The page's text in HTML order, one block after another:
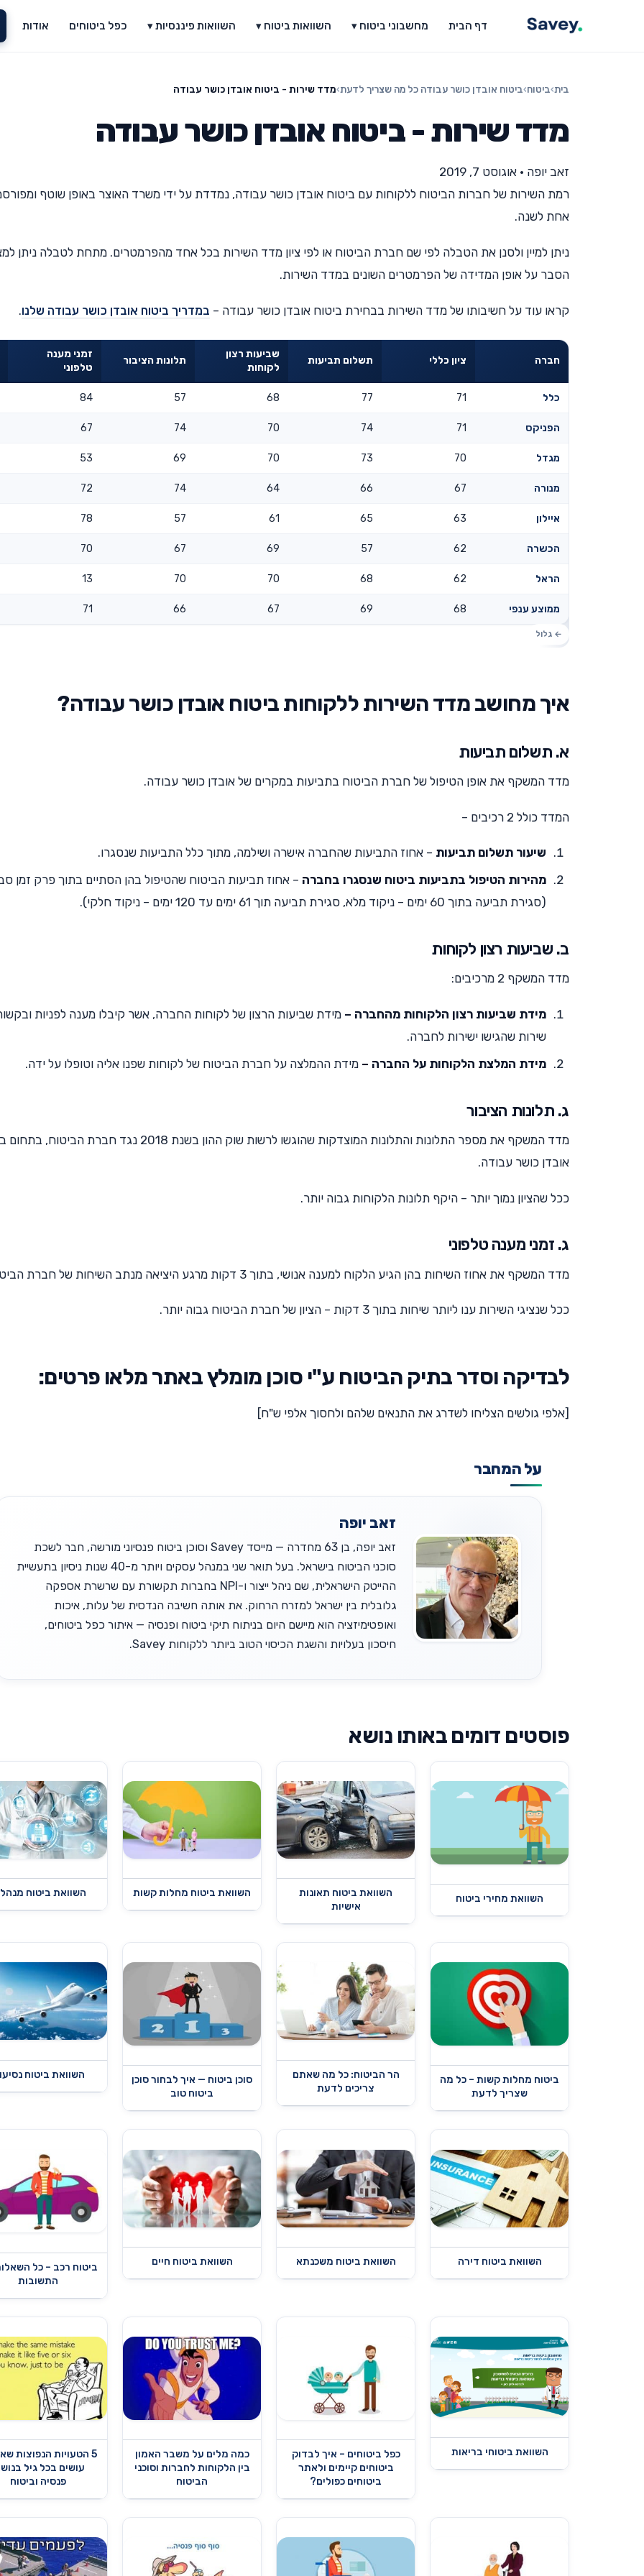
דף הבית מחשבוני ביטוח ▾ השוואות ביטוח ▾ השוואות פיננסיות ▾ כפל ביטוחים אודות
בית›ביטוח›ביטוח אובדן כושר עבודה כל מה שצריך לדעת›מדד שירות - ביטוח אובדן כושר עבודה
מדד שירות - ביטוח אובדן כושר עבודה
זאב יופה • אוגוסט 7, 2019
רמת השירות של חברות הביטוח ללקוחות עם ביטוח אובדן כושר עבודה, נמדדת על ידי משרד האוצר באופן שוטף
אחת לשנה.
ניתן למיין ולסנן את הטבלה לפי שם חברת הביטוח או לפי ציון מדד השירות בכל אחד מהפרמטרים. מתחת לטבלה ניתן
הסבר על אופן המדידה של הפרמטרים השונים במדד השירות.
קראו עוד על חשיבותו של מדד השירות בבחירת ביטוח אובדן כושר עבודה – במדריך ביטוח אובדן כושר עבודה שלנו.
חברה ציון כללי תשלום תביעות
שביעות רצון
לקוחות
תלונות הציבור
זמני מענה
טלפוני
כלל 71
77
68
57
84
הפניקס 71
74
70
74
67
מגדל 70
73
70
69
53
מנורה 67
66
64
74
72
איילון 63
65
61
57
78
הכשרה 62
57
69
67
70
הראל 62
68
70
70
13
ממוצע ענפי 68
69
67
66
71
איך מחושב מדד השירות ללקוחות ביטוח אובדן כושר עבודה?
א. תשלום תביעות
מדד המשקף את אופן הטיפול של חברת הביטוח בתביעות במקרים של אובדן כושר עבודה.
המדד כולל 2 רכיבים –
שיעור תשלום תביעות – אחוז התביעות שהחברה אישרה ושילמה, מתוך כלל התביעות שנסגרו.
מהירות הטיפול בתביעות ביטוח שנסגרו בחברה – אחוז תביעות הביטוח שהטיפול בהן הסתיים בתוך פרק זמן
(סגירת תביעה בתוך 60 ימים – ניקוד מלא, סגירת תביעה תוך 61 ימים עד 120 ימים – ניקוד חלקי).
ב. שביעות רצון לקוחות
מדד המשקף 2 מרכיבים:
מידת שביעות רצון הלקוחות מהחברה – מידת שביעות הרצון של לקוחות החברה, אשר קיבלו מענה לפניות
שירות שהגישו ישירות לחברה.
מידת המלצת הלקוחות על החברה – מידת ההמלצה על חברת הביטוח של לקוחות שפנו אליה וטופלו על ידה.
ג. תלונות הציבור
מדד המשקף את מספר התלונות והתלונות המוצדקות שהוגשו לרשות שוק ההון בשנת 2018 נגד חברת
אובדן כושר עבודה.
ככל שהציון נמוך יותר – היקף תלונות הלקוחות גבוה יותר.
ג. זמני מענה טלפוני
מדד המשקף את אחוז השיחות בהן הגיע הלקוח למענה אנושי, בתוך 3 דקות מרגע היציאה מנתב השיחות של חברת הביטוח.
ככל שנציגי השירות ענו ליותר שיחות בתוך 3 דקות – הציון של חברת הביטוח גבוה יותר.
לבדיקה וסדר בתיק הביטוח ע"י סוכן מומלץ באתר מלאו פרטים:
[אלפי גולשים הצליחו לשדרג את התנאים שלהם ולחסוך אלפי ש"ח]
על המחבר
זאב יופה
זאב יופה, בן 63 מחדרה — מייסד Savey וסוכן ביטוח פנסיוני מורשה, חבר לשכת
סוכני הביטוח בישראל. בעל תואר שני במנהל עסקים ויותר מ-40 שנות ניסיון בתעשיית
ההייטק הישראלית, שם ניהל ייצור ו-NPI בחברות תקשורת עם שרשרת אספקה
גלובלית בין ישראל למזרח הרחוק. את אותה חשיבה הנדסית של עלות, איכות
ואופטימיזציה הוא מיישם היום בניתוח תיקי ביטוח ופנסיה — איתור כפל ביטוחים,
חיסכון בעלויות והשגת הכיסוי הטוב ביותר ללקוחות Savey.
פוסטים דומים באותו נושא
השוואת מחירי ביטוח
השוואת ביטוח תאונות
אישיות
השוואת ביטוח מחלות קשות השוואת ביטוח
ביטוח מחלות קשות – כל מה
שצריך לדעת
הר הביטוח: כל מה שאתם
צריכים לדעת
סוכן ביטוח — איך לבחור סוכן
ביטוח טוב
השוואת ביטוח
השוואת ביטוח דירה השוואת ביטוח משכנתא השוואת ביטוח חיים
ביטוח רכב – כל
התשובות
השוואת ביטוחי בריאות
כפל ביטוחים – איך לבדוק
ביטוחים קיימים ולאתר
ביטוחים כפולים?
כמה מלים על משבר האמון
בין הלקוחות לחברות וסוכני
הביטוח
5 הטעויות הנפוצות
עושים בכל גיל
פנסיה וביטוח